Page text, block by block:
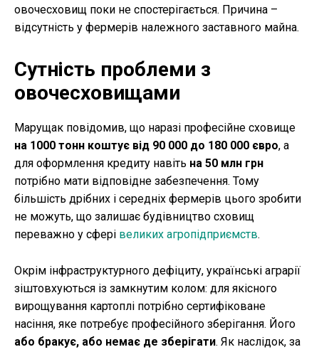
овочесховищ поки не спостерігається. Причина –
відсутність у фермерів належного заставного майна.
Сутність проблеми з
овочесховищами
Марущак повідомив, що наразі професійне сховище
на 1000 тонн коштує від 90 000 до 180 000 євро, а
для оформлення кредиту навіть на 50 млн грн
потрібно мати відповідне забезпечення. Тому
більшість дрібних і середніх фермерів цього зробити
не можуть, що залишає будівництво сховищ
переважно у сфері великих агропідприємств.
Окрім інфраструктурного дефіциту, українські аграрії
зіштовхуються із замкнутим колом: для якісного
вирощування картоплі потрібно сертифіковане
насіння, яке потребує професійного зберігання. Його
або бракує, або немає де зберігати. Як наслідок, за